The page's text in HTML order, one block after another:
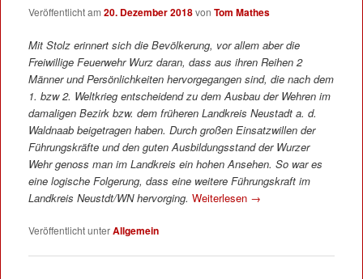
Veröffentlicht am 20. Dezember 2018von Tom Mathes
Mit Stolz erinnert sich die Bevölkerung, vor allem aber die
Freiwillige Feuerwehr Wurz daran, dass aus ihren Reihen 2
Männer und Persönlichkeiten hervorgegangen sind, die nach dem
1. bzw 2. Weltkrieg entscheidend zu dem Ausbau der Wehren im
damaligen Bezirk bzw. dem früheren Landkreis Neustadt a. d.
Waldnaab beigetragen haben. Durch großen Einsatzwillen der
Führungskräfte und den guten Ausbildungsstand der Wurzer
Wehr genoss man im Landkreis ein hohen Ansehen. So war es
eine logische Folgerung, dass eine weitere Führungskraft im
Landkreis Neustdt/WN hervorging. Weiterlesen →
Veröffentlicht unterAllgemein